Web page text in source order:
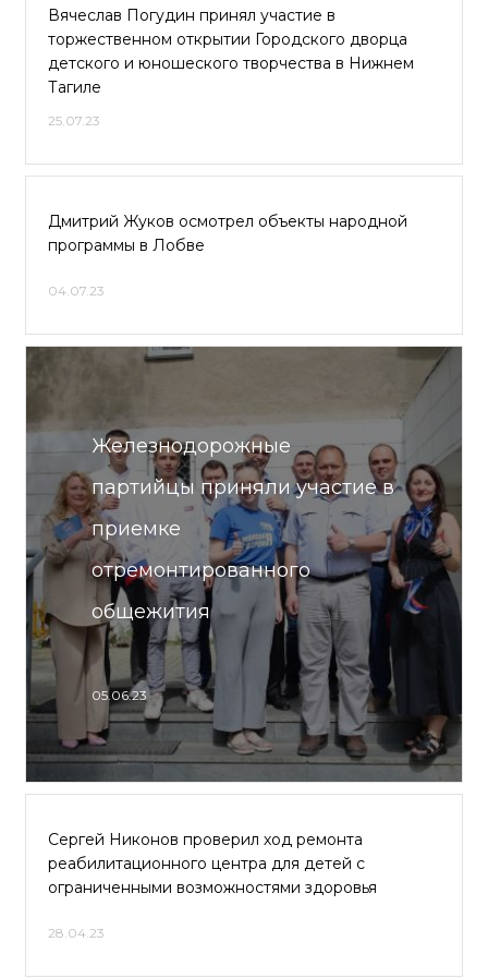
Вячеслав Погудин принял участие в
торжественном открытии Городского дворца
детского и юношеского творчества в Нижнем
Тагиле
25.07.23
Дмитрий Жуков осмотрел объекты народной
программы в Лобве
04.07.23
Железнодорожные
партийцы приняли участие в
приемке
отремонтированного
общежития
05.06.23
Сергей Никонов проверил ход ремонта
реабилитационного центра для детей с
ограниченными возможностями здоровья
28.04.23